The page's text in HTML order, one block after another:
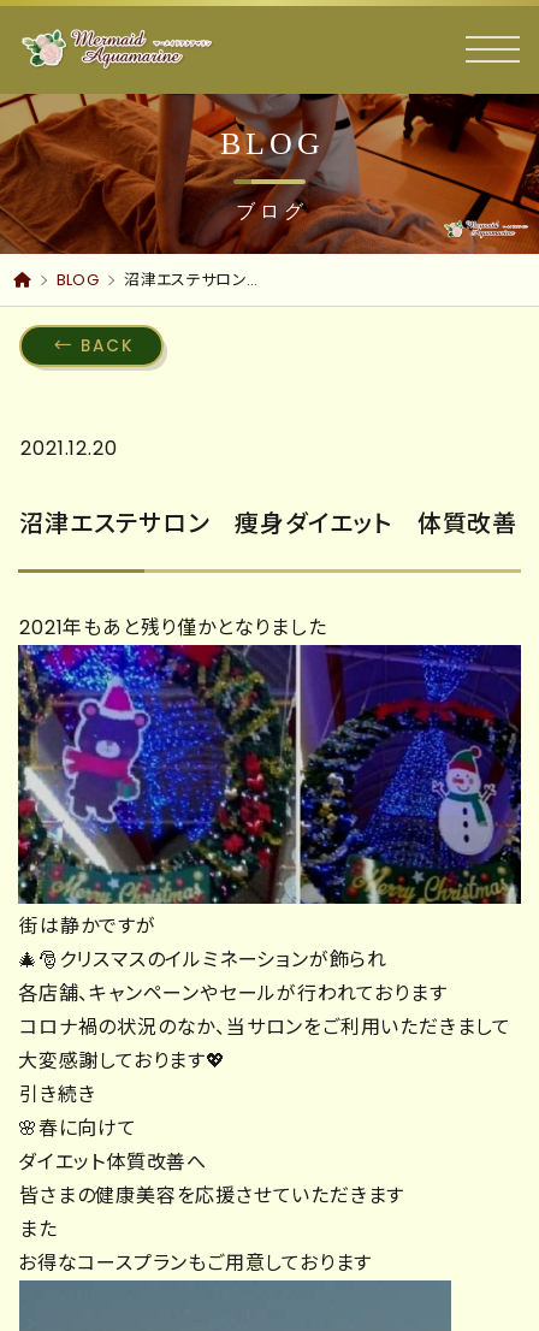
BLOG
ブログ
BLOG 沼津エステサロン 痩身ダイエット 体質改善
BACK
2021.12.20
沼津エステサロン 痩身ダイエット 体質改善
2021年もあと残り僅かとなりました
街は静かですが
🎄🎅クリスマスのイルミネーションが飾られ
各店舗、キャンペーンやセールが行われております
コロナ禍の状況のなか、当サロンをご利用いただきまして
大変感謝しております💖
引き続き
🌸春に向けて
ダイエット体質改善へ
皆さまの健康美容を応援させていただきます
また
お得なコースプランもご用意しております